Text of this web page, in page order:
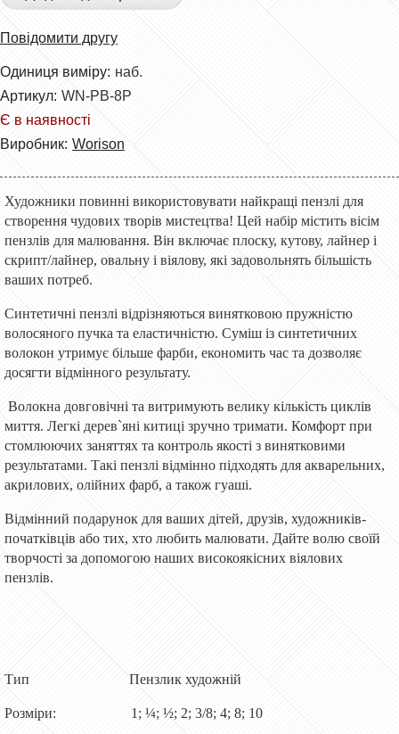
Повідомити другу
Одиниця виміру: наб.
Артикул: WN-PB-8P
Є в наявності
Виробник: Worison
Художники повинні використовувати найкращі пензлі для
створення чудових творів мистецтва! Цей набір містить вісім
пензлів для малювання. Він включає плоску, кутову, лайнер і
скрипт/лайнер, овальну і віялову, які задовольнять більшість
ваших потреб.
Синтетичні пензлі відрізняються винятковою пружністю
волосяного пучка та еластичністю. Суміш із синтетичних
волокон утримує більше фарби, економить час та дозволяє
досягти відмінного результату.
Волокна довговічні та витримують велику кількість циклів
миття. Легкі дерев`яні китиці зручно тримати. Комфорт при
стомлюючих заняттях та контроль якості з винятковими
результатами. Такі пензлі відмінно підходять для акварельних,
акрилових, олійних фарб, а також гуаші.
Відмінний подарунок для ваших дітей, друзів, художників-
початківців або тих, хто любить малювати. Дайте волю своїй
творчості за допомогою наших високоякісних віялових
пензлів.
Тип Пензлик художній
Розміри: 1; ¼; ½; 2; 3/8; 4; 8; 10